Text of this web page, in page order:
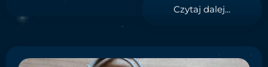
Czytaj dalej...